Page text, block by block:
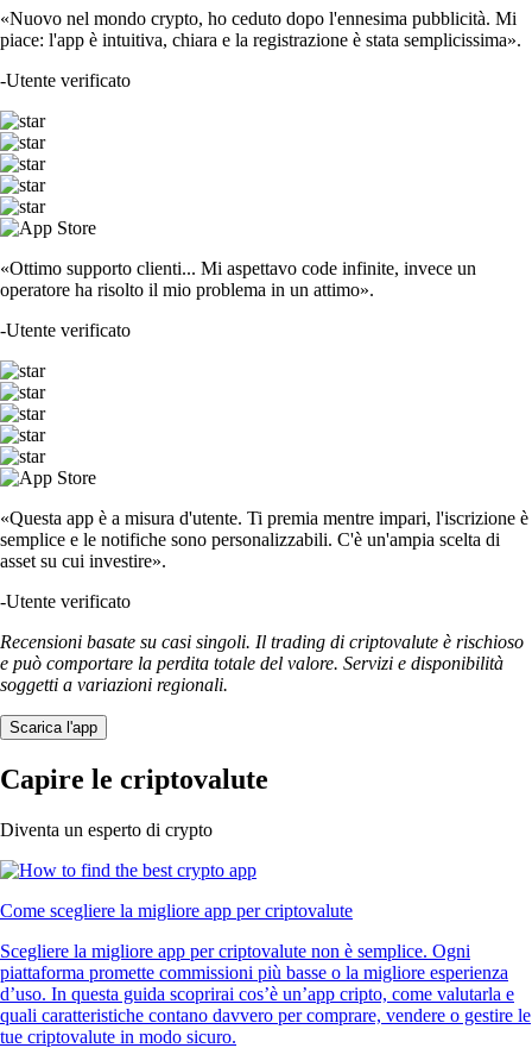
«Nuovo nel mondo crypto, ho ceduto dopo l'ennesima pubblicità. Mi
piace: l'app è intuitiva, chiara e la registrazione è stata semplicissima».
-Utente verificato
«Ottimo supporto clienti... Mi aspettavo code infinite, invece un
operatore ha risolto il mio problema in un attimo».
-Utente verificato
«Questa app è a misura d'utente. Ti premia mentre impari, l'iscrizione è
semplice e le notifiche sono personalizzabili. C'è un'ampia scelta di
asset su cui investire».
-Utente verificato
Recensioni basate su casi singoli. Il trading di criptovalute è rischioso
e può comportare la perdita totale del valore. Servizi e disponibilità
soggetti a variazioni regionali.
Scarica l'app
Capire le criptovalute
Diventa un esperto di crypto
Come scegliere la migliore app per criptovalute
Scegliere la migliore app per criptovalute non è semplice. Ogni
piattaforma promette commissioni più basse o la migliore esperienza
d’uso. In questa guida scoprirai cos’è un’app cripto, come valutarla e
quali caratteristiche contano davvero per comprare, vendere o gestire le
tue criptovalute in modo sicuro.